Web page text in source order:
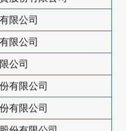
限公司
限公司
公司
有限公司
有限公司